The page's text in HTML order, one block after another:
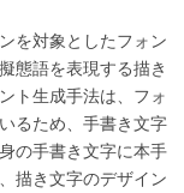
を対象としたフォン
態語を表現する描き
ト生成手法は、フォ
るため、手書き文字
の手書き文字に本手
描き文字のデザイン